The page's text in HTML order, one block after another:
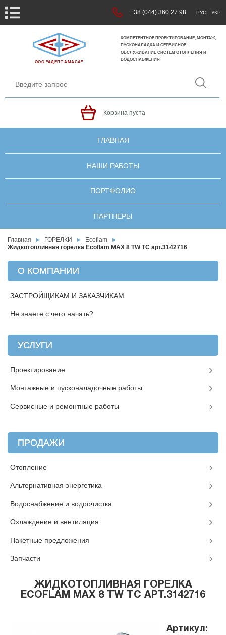
+38 (044) 360 27 98 РУС УКР
ООО ❝АДЕПТ АМАСА❞
КОМПЕТЕНТНОЕ ПРОЕКТИРОВАНИЕ, МОНТАЖ,
ПУСКОНАЛАДКА И СЕРВИСНОЕ
ОБСЛУЖИВАНИЕ СИСТЕМ ОТОПЛЕНИЯ И
ВОДОСНАБЖЕНИЯ
Корзина пуста
ГЛАВНАЯ
НАШИ РАБОТЫ
ПОРТФОЛИО
ПАРТНЕРЫ
Главная ГОРЕЛКИ
Ecoflam
Жидкотопливная горелка Ecoflam MAX 8 TW TC арт.3142716
ЖИДКОТОПЛИВНАЯ ГОРЕЛКА
ECOFLAM MAX 8 TW TC АРТ.3142716
Артикул:
О КОМПАНИИ
ЗАСТРОЙЩИКАМ И ЗАКАЗЧИКАМ
Не знаете с чего начать?
УСЛУГИ
Проектирование
Монтажные и пусконаладочные работы
Сервисные и ремонтные работы
ПРОДАЖИ
Отопление
Альтернативная энергетика
Водоснабжение и водоочистка
Охлаждение и вентиляция
Пакетные предложения
Запчасти